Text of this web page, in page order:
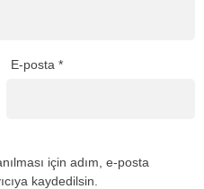
E-posta*
için adım, e-posta
kaydedilsin.